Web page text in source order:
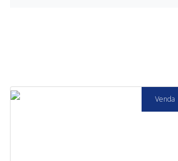
Venda